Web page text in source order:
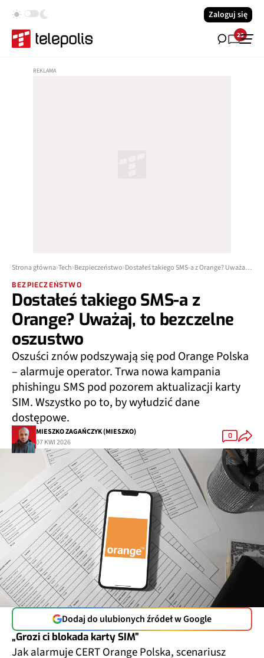
Zaloguj się
23
Strona główna Tech Bezpieczeństwo Dostałeś takiego SMS-a z Orange? Uważaj, to bezczelne oszustwo
BEZPIECZEŃSTWO
Dostałeś takiego SMS-a z
Orange? Uważaj, to bezczelne
oszustwo
Oszuści znów podszywają się pod Orange Polska
– alarmuje operator. Trwa nowa kampania
phishingu SMS pod pozorem aktualizacji karty
SIM. Wszystko po to, by wyłudzić dane
dostępowe.
MIESZKO ZAGAŃCZYK (MIESZKO)
07 KWI 2026
0
Dodaj do ulubionych źródeł w Google
„Grozi ci blokada karty SIM”
Jak alarmuje CERT Orange Polska, scenariusz